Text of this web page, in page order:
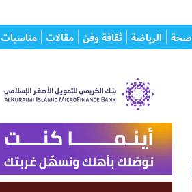
صحة الرياضة ثقافة وفن مقالات مناسبات